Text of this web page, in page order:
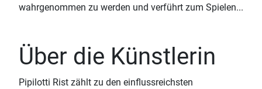
wahrgenommen zu werden und verführt zum Spielen...
Über die Künstlerin
Pipilotti Rist zählt zu den einflussreichsten